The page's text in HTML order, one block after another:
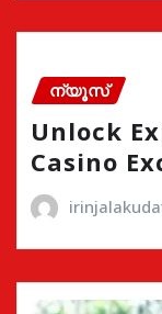
ന്യൂസ്
Unlock
Casino